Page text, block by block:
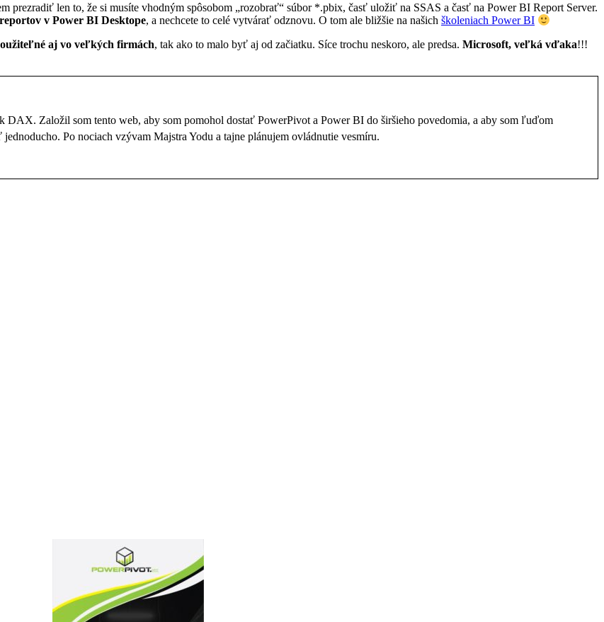
prezradiť len to, že si musíte vhodným spôsobom „rozobrať“ súbor *.pbix, časť uložiť na SSAS a časť na Power BI Report Server.
v Power BI Desktope, a nechcete to celé vytvárať odznovu. O tom ale bližšie na našich školeniach Power BI
aj vo veľkých firmách, tak ako to malo byť aj od začiatku. Síce trochu neskoro, ale predsa. Microsoft, veľká vďaka!!!
DAX. Založil som tento web, aby som pomohol dostať PowerPivot a Power BI do širšieho povedomia, a aby som ľuďom
Po nociach vzývam Majstra Yodu a tajne plánujem ovládnutie vesmíru.